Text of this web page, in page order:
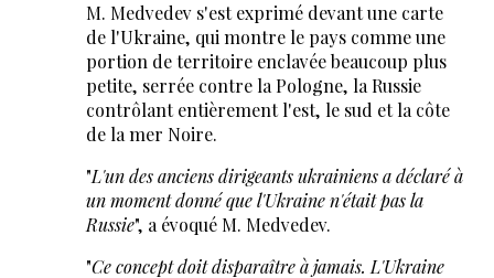
M. Medvedev s'est exprimé devant une carte
de l'Ukraine, qui montre le pays comme une
portion de territoire enclavée beaucoup plus
petite, serrée contre la Pologne, la Russie
contrôlant entièrement l'est, le sud et la côte
de la mer Noire.
"L'un des anciens dirigeants ukrainiens a déclaré à
un moment donné que l'Ukraine n'était pas la
Russie", a évoqué M. Medvedev.
"Ce concept doit disparaître à jamais. L'Ukraine